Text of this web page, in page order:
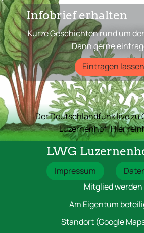
Infobrief erhalten
Kurze Geschichten rund um
Dann gerne
Eintragen lassen
Der Deutschlandfunk live zu
Luzernenhof! Hier
LWG
Impressum
Mitglied werden
Am Eigentum
Standort (Google